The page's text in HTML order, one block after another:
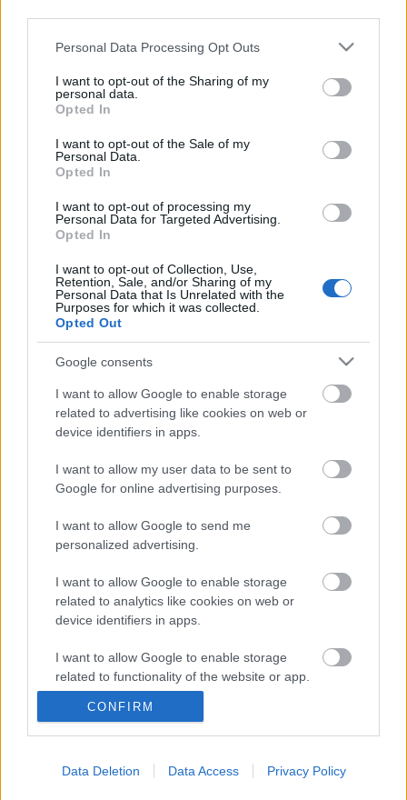
Please note that this website/app uses one or more Google
not limited to your visit or usage behaviour. You may click to
grant or deny consent to Google and its third-party tags to
use your data for below specified purposes in below Google
consent section.
Personal Data Processing Opt Outs
I want to opt-out of the Sharing of my
personal data.
Opted In
I want to opt-out of the Sale of my
Personal Data.
Opted In
I want to opt-out of processing my
Personal Data for Targeted Advertising.
Opted In
I want to opt-out of Collection, Use,
Retention, Sale, and/or Sharing of my
Personal Data that Is Unrelated with the
Purposes for which it was collected.
Opted Out
Google consents
I want to allow Google to enable storage
related to advertising like cookies on web or
device identifiers in apps.
I want to allow my user data to be sent to
Google for online advertising purposes.
I want to allow Google to send me
personalized advertising.
I want to allow Google to enable storage
related to analytics like cookies on web or
device identifiers in apps.
I want to allow Google to enable storage
related to functionality of the website or app.
I want to allow Google to enable storage
related to personalization.
I want to allow Google to enable storage
CONFIRM
Data Deletion Data Access Privacy Policy
A Port.hu Kft. előzetes írásos hozzájárulása nélkül
tilos a Honlap egészének vagy részeinek (szöveg,
adatszerkezet, struktúra, eljárás, program stb.)
bármilyen feldolgozása és/vagy értékesítése.A
részt pedig nyilvánossághoz bármely módon
újraközvetíteni tilos! Tilos továbbá a PORT.hu Kft.
előzetes írásbeli engedélye nélkül a Honlap
tartalmát tükrözni, azaz technikai művelet
segítségével nyilvánossághoz újraközvetíteni, még
változatlan formában is!
A Honlapon található cikkekre mutató link más
honlapon szabadon elhelyezhető, azonban a
mutatott cikk bármely részének közléséhez a
PORT.hu Kft. előzetes írásbeli engedélye szükséges.
A jogosulatlan felhasználás büntető- és polgári jogi
következményeket von maga után.
egyebek mellett - követelheti a jogsértés
abbahagyását és kárának megtérítését.
Ajánlott bejegyzések:
Kamaradarabok, kortárs drámák,
koncertszínház a Teátrumban